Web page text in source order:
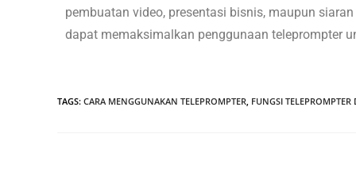
pembuatan video, presentasi bisnis, maupun
dapat memaksimalkan penggunaan teleprompter
TAGS: CARA MENGGUNAKAN TELEPROMPTER, FUNGSI